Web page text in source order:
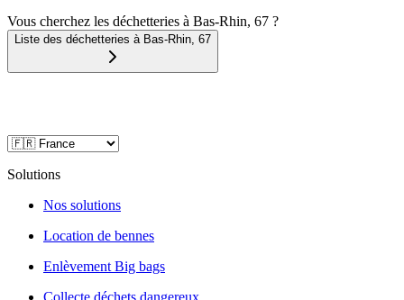
Vous cherchez les déchetteries à Bas-Rhin, 67 ?
Liste des déchetteries à Bas-Rhin, 67
Solutions
Nos solutions
Location de bennes
Enlèvement Big bags